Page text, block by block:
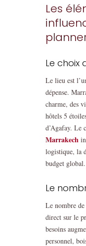
Les
Le choix
Le lieu est
dépense.
charme, des
hôtels 5
d’Agafay. Le
Marrakech
logistique, la
budget global.
Le
Le nombre de
direct sur le
besoins
personnel,